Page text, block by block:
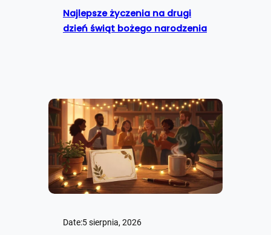
Najlepsze życzenia na drugi
dzień świąt bożego narodzenia
Date:5 sierpnia, 2026